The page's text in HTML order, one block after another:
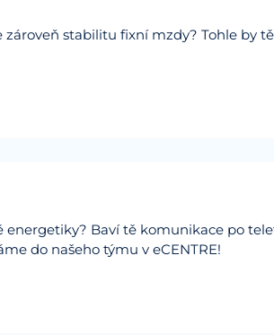
zároveň stabilitu fixní mzdy? Tohle by
Baví tě komunikace po
do našeho týmu v eCENTRE!